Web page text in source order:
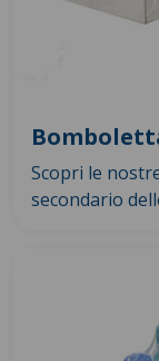
Scopri le
secondario